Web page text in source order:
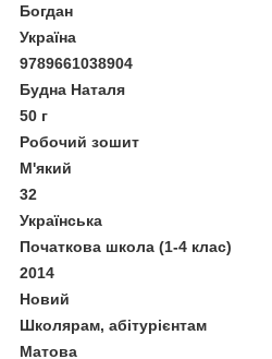
Богдан
Україна
9789661038904
Будна Наталя
50 г
Робочий зошит
М'який
32
Українська
Початкова школа (1-4 клас)
2014
Новий
Школярам, абітурієнтам
Матова